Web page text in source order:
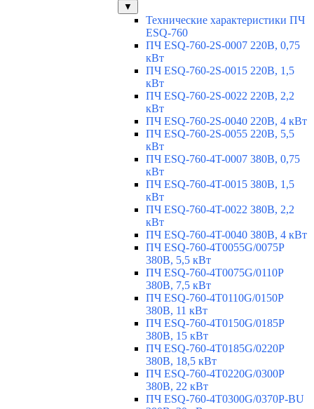
▼
Технические характеристики ПЧ
ESQ-760
ПЧ ESQ-760-2S-0007 220В, 0,75
кВт
ПЧ ESQ-760-2S-0015 220В, 1,5
кВт
ПЧ ESQ-760-2S-0022 220В, 2,2
кВт
ПЧ ESQ-760-2S-0040 220В, 4 кВт
ПЧ ESQ-760-2S-0055 220В, 5,5
кВт
ПЧ ESQ-760-4T-0007 380В, 0,75
кВт
ПЧ ESQ-760-4T-0015 380В, 1,5
кВт
ПЧ ESQ-760-4T-0022 380В, 2,2
кВт
ПЧ ESQ-760-4T-0040 380В, 4 кВт
ПЧ ESQ-760-4T0055G/0075P
380В, 5,5 кВт
ПЧ ESQ-760-4T0075G/0110P
380В, 7,5 кВт
ПЧ ESQ-760-4T0110G/0150P
380В, 11 кВт
ПЧ ESQ-760-4T0150G/0185P
380В, 15 кВт
ПЧ ESQ-760-4T0185G/0220P
380В, 18,5 кВт
ПЧ ESQ-760-4T0220G/0300P
380В, 22 кВт
ПЧ ESQ-760-4T0300G/0370P-BU